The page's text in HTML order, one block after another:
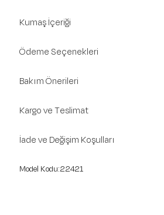
Kumaş İçeriği
Ödeme Seçenekleri
Bakım Önerileri
Kargo ve Teslimat
İade ve Değişim Koşulları
22421